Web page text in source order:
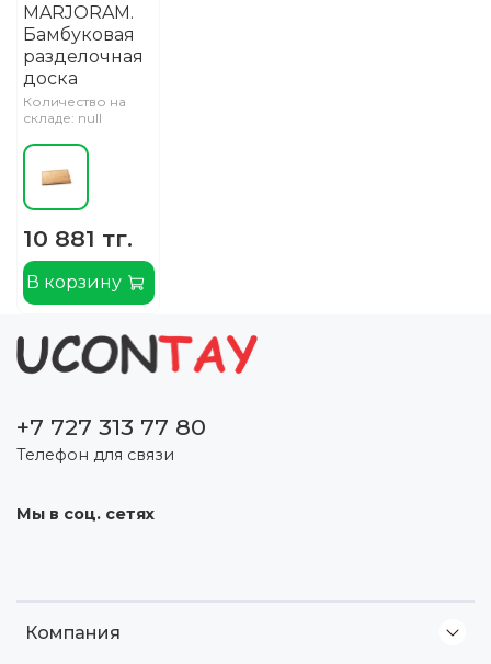
MARJORAM.
Бамбуковая
разделочная
доска
Количество на
складе: null
10 881 тг.
В корзину
Компания
+7 727 313 77 80
Телефон для связи
Мы в соц. сетях